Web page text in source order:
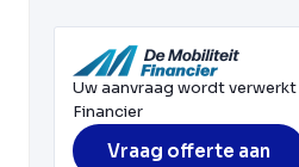
Uw aanvraag wordt
Financier
Vraag offerte aan